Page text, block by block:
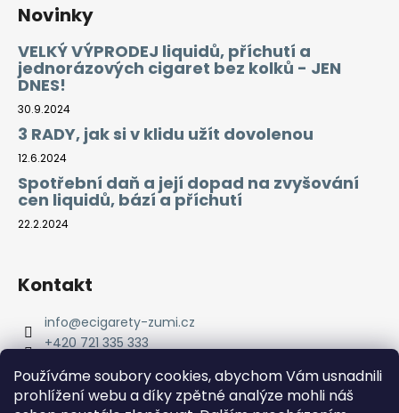
Používáme soubory cookies, abychom Vám usnadnili
prohlížení webu a díky zpětné analýze mohli náš
Novinky
VELKÝ VÝPRODEJ liquidů, příchutí a
jednorázových cigaret bez kolků - JEN
DNES!
30.9.2024
3 RADY, jak si v klidu užít dovolenou
12.6.2024
Spotřební daň a její dopad na zvyšování
cen liquidů, bází a příchutí
22.2.2024
Kontakt
info@ecigarety-zumi.cz
+420 721 335 333